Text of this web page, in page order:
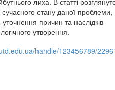
сучасного стану даної проблеми,
причин та наслідків
утворення.
handle/123456789/